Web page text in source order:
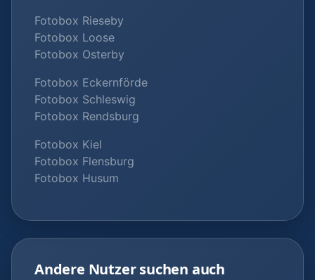
Fotobox Rieseby
Fotobox Loose
Fotobox Osterby
Fotobox Eckernförde
Fotobox Schleswig
Fotobox Rendsburg
Fotobox Kiel
Fotobox Flensburg
Fotobox Husum
Andere Nutzer suchen auch